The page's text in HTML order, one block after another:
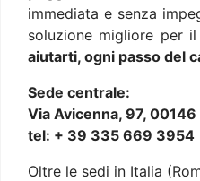
immediata e senza
soluzione migliore per
aiutarti, ogni passo del
Sede centrale:
Via Avicenna, 97, 00146
tel: + 39 335 669 3954
Oltre le sedi in Italia